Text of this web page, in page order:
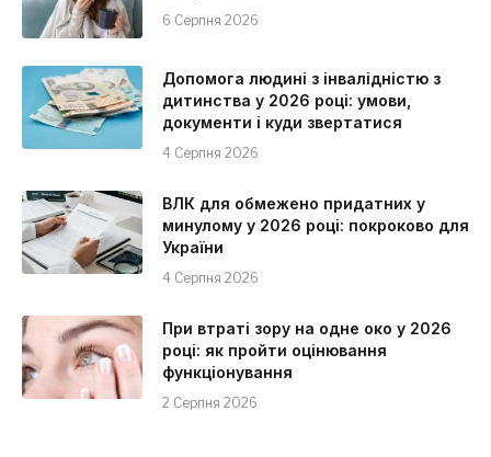
6 Серпня 2026
Допомога людині з інвалідністю з
дитинства у 2026 році: умови,
документи і куди звертатися
4 Серпня 2026
ВЛК для обмежено придатних у
минулому у 2026 році: покроково для
України
4 Серпня 2026
При втраті зору на одне око у 2026
році: як пройти оцінювання
функціонування
2 Серпня 2026